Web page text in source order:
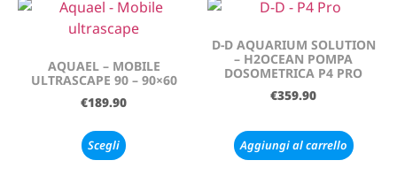
AQUAEL – MOBILE
ULTRASCAPE 90 – 90×60
€189.90
Scegli
D-D AQUARIUM SOLUTION
– H2OCEAN POMPA
DOSOMETRICA P4 PRO
€359.90
Aggiungi al carrello